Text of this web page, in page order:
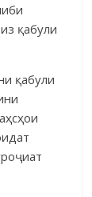
қабули
қабули